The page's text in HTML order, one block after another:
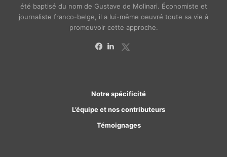
été baptisé du nom de Gustave de Molinari. Économiste et
journaliste franco-belge, il a lui-même oeuvré toute sa vie à
promouvoir cette approche.
Notre spécificité
L’équipe et nos contributeurs
Témoignages